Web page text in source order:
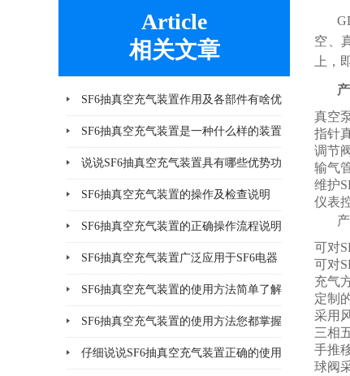
Article
相关文章
SF6抽真空充气装置作用及各部件有啥优
势
SF6抽真空充气装置是一种什么样的装置
说说SF6抽真空充气装置具有哪些优势功
能呢
SF6抽真空充气装置的操作及检查说明
SF6抽真空充气装置的正确操作流程说明
SF6抽真空充气装置广泛应用于SF6电器
产品
SF6抽真空充气装置的使用方法简单了解
一下
SF6抽真空充气装置的使用方法您都掌握
了吗
仔细说说SF6抽真空充气装置正确的使用
空、
上，
真空
指针
调节
输气
维护
仪表
可对
可对
充气
定制
采用
三相
手推
球阀